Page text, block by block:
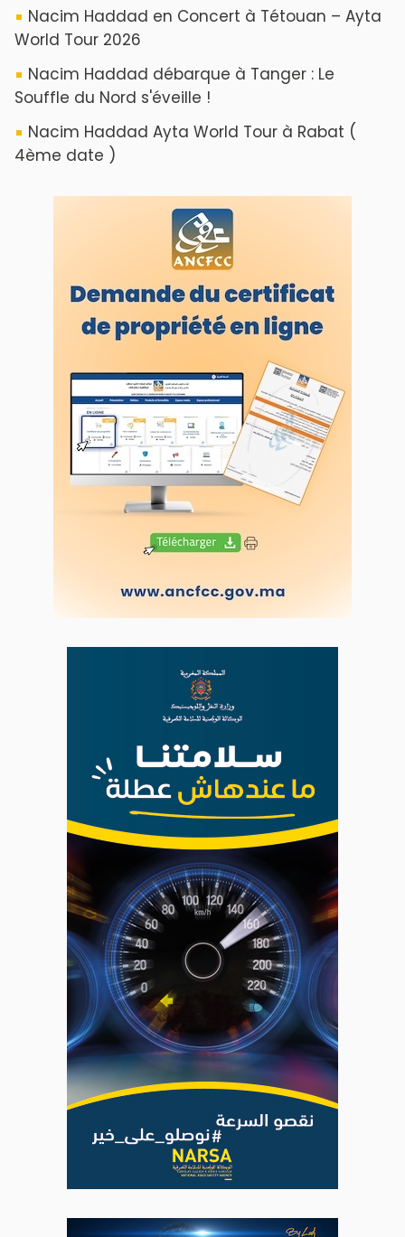
ABOUT US
A propos de L'ODJ
VOS CONTRIBUTIONS
Proposer votre article
LODJ VIDÉO
L'ODJ LIVE TV
LODJ AUDIO
WEB RADIO R212
Copyright © 2022 Groupe de presse Arrissala
Ce site utilise Google Analytics. En continuant à naviguer, vous nous
autorisez à déposer un cookie à des fins de mesure d'audience